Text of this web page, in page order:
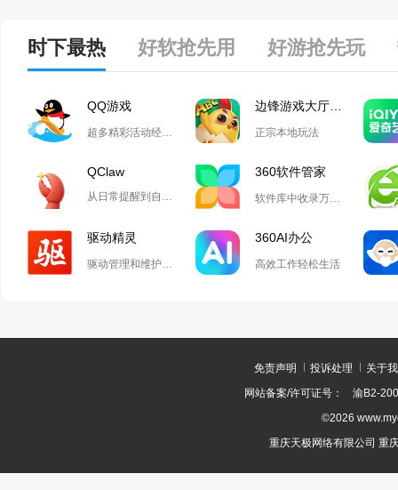
时下最热 好软抢先用 好游抢先玩
QQ游戏
超多精彩活动经典玩法尽在QQ游戏 正宗本地玩法
QClaw
从日常提醒到自动化开发,Qclaw解锁无限可能
360软件管家
软件库中收录万款正版软件
驱动精灵
驱动管理和维护工具
360AI办公
高效工作轻松生活
免责声明 投诉处理
关于
网站备案/许可证号：
渝B2-
©2026
重庆天极网络有限公司 重